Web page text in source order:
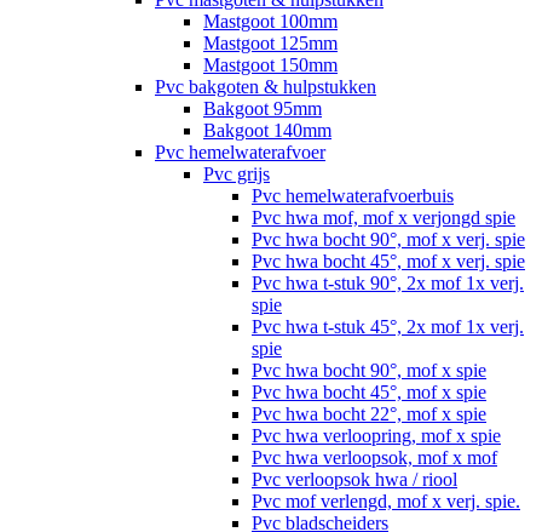
Mastgoot 100mm
Mastgoot 125mm
Mastgoot 150mm
Pvc bakgoten & hulpstukken
Bakgoot 95mm
Bakgoot 140mm
Pvc hemelwaterafvoer
Pvc grijs
Pvc hemelwaterafvoerbuis
Pvc hwa mof, mof x verjongd spie
Pvc hwa bocht 90°, mof x verj. spie
Pvc hwa bocht 45°, mof x verj. spie
Pvc hwa t-stuk 90°, 2x mof 1x verj.
spie
Pvc hwa t-stuk 45°, 2x mof 1x verj.
spie
Pvc hwa bocht 90°, mof x spie
Pvc hwa bocht 45°, mof x spie
Pvc hwa bocht 22°, mof x spie
Pvc hwa verloopring, mof x spie
Pvc hwa verloopsok, mof x mof
Pvc verloopsok hwa / riool
Pvc mof verlengd, mof x verj. spie.
Pvc bladscheiders